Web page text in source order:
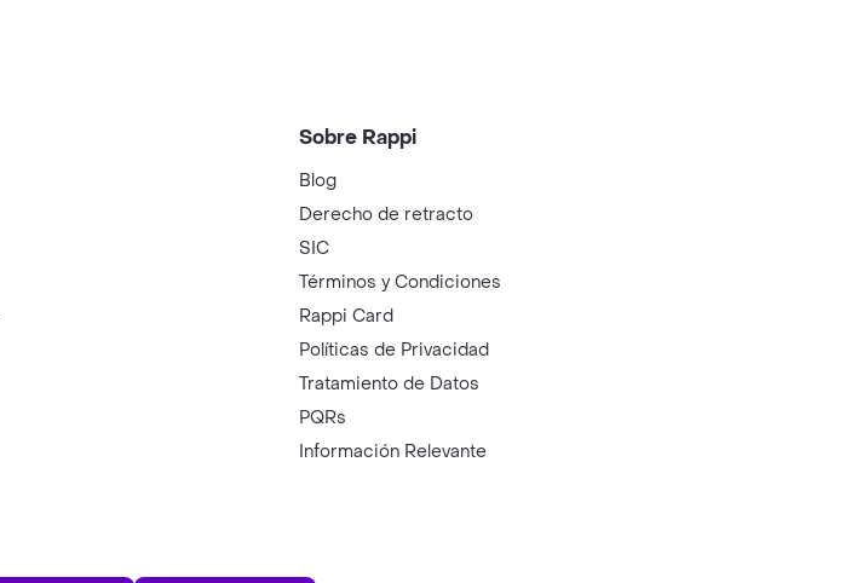
Sobre Rappi
Blog
Derecho de retracto
SIC
Términos y Condiciones
Rappi Card
Políticas de Privacidad
Tratamiento de Datos
PQRs
Información Relevante